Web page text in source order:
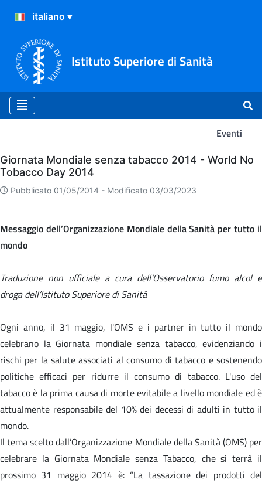
Istituto Superiore di Sanità
Eventi
Eventi
Giornata Mondiale senza tabacco 2014 - World No
Tobacco Day 2014
Pubblicato 01/05/2014 - Modificato 03/03/2023
Messaggio dell’Organizzazione Mondiale della Sanità per tutto il
mondo
Traduzione non ufficiale a cura dell’Osservatorio fumo alcol e
droga dell’Istituto Superiore di Sanità
Ogni anno, il 31 maggio, l'OMS e i partner in tutto il mondo
celebrano la Giornata mondiale senza tabacco, evidenziando i
rischi per la salute associati al consumo di tabacco e sostenendo
politiche efficaci per ridurre il consumo di tabacco. L'uso del
tabacco è la prima causa di morte evitabile a livello mondiale ed è
attualmente responsabile del 10% dei decessi di adulti in tutto il
mondo.
Il tema scelto dall’Organizzazione Mondiale della Sanità (OMS) per
celebrare la Giornata Mondiale senza Tabacco, che si terrà il
prossimo 31 maggio 2014 è: “La tassazione dei prodotti del